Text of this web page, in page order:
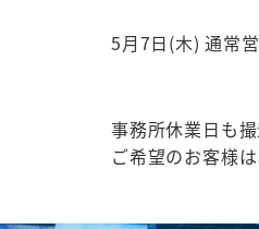
5月7日(木) 通常
事務所休業日も
ご希望のお客様